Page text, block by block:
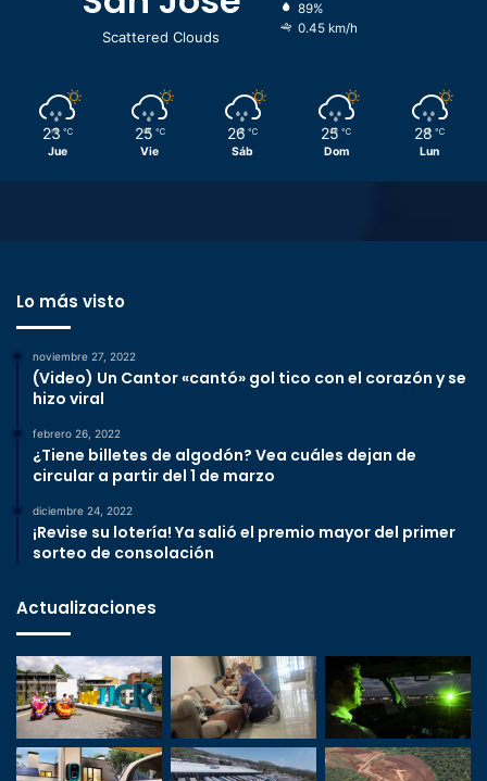
Scattered Clouds
89%
0.45 km/h
23 ℃
Jue
25 ℃
Vie
26 ℃
Sáb
25 ℃
Dom
28 ℃
Lun
Lo más visto
noviembre 27, 2022
(Video) Un Cantor «cantó» gol tico con el corazón y se
hizo viral
febrero 26, 2022
¿Tiene billetes de algodón? Vea cuáles dejan de
circular a partir del 1 de marzo
diciembre 24, 2022
¡Revise su lotería! Ya salió el premio mayor del primer
sorteo de consolación
Actualizaciones